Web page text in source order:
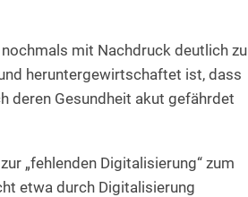
mit Nachdruck deutlich zu
heruntergewirtschaftet ist, dass
deren Gesundheit akut gefährdet
„fehlenden Digitalisierung“ zum
etwa durch Digitalisierung